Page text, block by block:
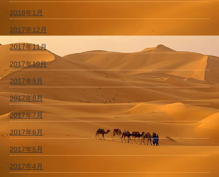
2018年1月
2017年12月
2017年11月
2017年10月
2017年9月
2017年8月
2017年7月
2017年6月
2017年5月
2017年4月